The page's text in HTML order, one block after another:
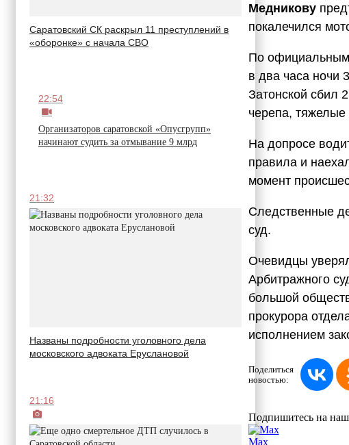
Саратовский СК раскрыл 11 преступлений в
«оборонке» с начала СВО
22:54
Организаторов саратовской «Опусгрупп»
начинают судить за отмывание 9 млрд
21:32
Названы подробности уголовного дела
московского адвоката Еруслановой
21:16
Медникову
покалечился
По официальным
в два часа ночи
Затонской сбил
черепа, тяжелые
На допросе
правила и
момент
Следственные
суд.
Очевидцы
Арбитражного
большой
прокурора
исполнением
Поделиться
новостью:
Подпишитесь на
Max